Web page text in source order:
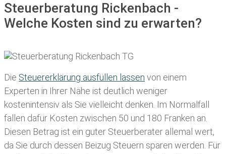
Steuerberatung Rickenbach -
Welche Kosten sind zu erwarten?
Die Steuererklärung ausfüllen lassen von einem
Experten in Ihrer Nähe ist deutlich weniger
kostenintensiv als Sie vielleicht denken. Im Normalfall
fallen dafür Kosten zwischen 50 und 180 Franken an.
Diesen Betrag ist ein guter Steuerberater allemal wert,
da Sie durch dessen Beizug Steuern sparen werden. Für